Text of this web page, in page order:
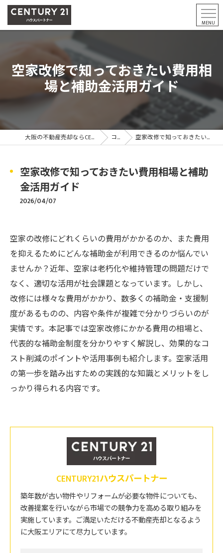
空家改修で知っておきたい費用相
場と補助金活用ガイド
大阪の不動産売却ならCENTURY21ハウスパートナー コラム 空家改修で知っておきたい費用相場と補助金活用ガイド
空家改修で知っておきたい費用相場と補助
金活用ガイド
2026/04/07
空家の改修にどれくらいの費用がかかるのか、また費用
を抑えるためにどんな補助金が利用できるのか悩んでい
ませんか？近年、空家は老朽化や維持管理の問題だけで
なく、適切な活用が社会課題となっています。しかし、
改修には様々な費用がかかり、数多くの補助金・支援制
度があるものの、内容や条件が複雑で分かりづらいのが
実情です。本記事では空家改修にかかる費用の相場と、
代表的な補助金制度を分かりやすく解説し、効果的なコ
スト削減のポイントや活用事例も紹介します。空家活用
の第一歩を踏み出すための実践的な知識とメリットをし
っかり得られる内容です。
CENTURY21ハウスパートナー
築年数が古い物件やリフォームが必要な物件についても、
改善提案を行いながら市場での競争力を高める取り組みを
実施しています。ご満足いただける不動産売却となるよう
に大阪エリアにて尽力しています。